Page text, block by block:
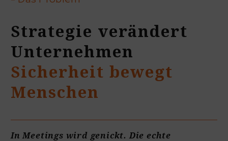
Strategie verändert
Unternehmen
Sicherheit bewegt
Menschen
In Meetings wird genickt. Die echte